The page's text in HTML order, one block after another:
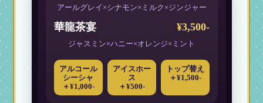
アールグレイ×シナモン×ミルク×ジンジャー
華龍茶宴 ¥3,500-
ジャスミン×ハニー×オレンジ×ミント
アルコール
シーシャ
＋¥1,000-
アイスホー
ス
＋¥500-
トップ替え
＋¥1,500-